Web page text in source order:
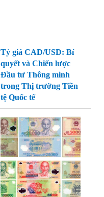
Tỷ giá CAD/USD: Bí
quyết và Chiến lược
Đầu tư Thông minh
trong Thị trường Tiền
tệ Quốc tế